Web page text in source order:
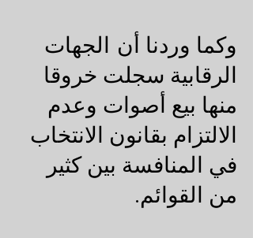
وكما وردنا أن الجهات
الرقابية سجلت خروقا
منها بيع أصوات وعدم
الالتزام بقانون الانتخاب
في المنافسة بين كثير
من القوائم.